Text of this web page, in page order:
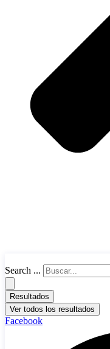
Search ...
Resultados
Ver todos los resultados
Facebook